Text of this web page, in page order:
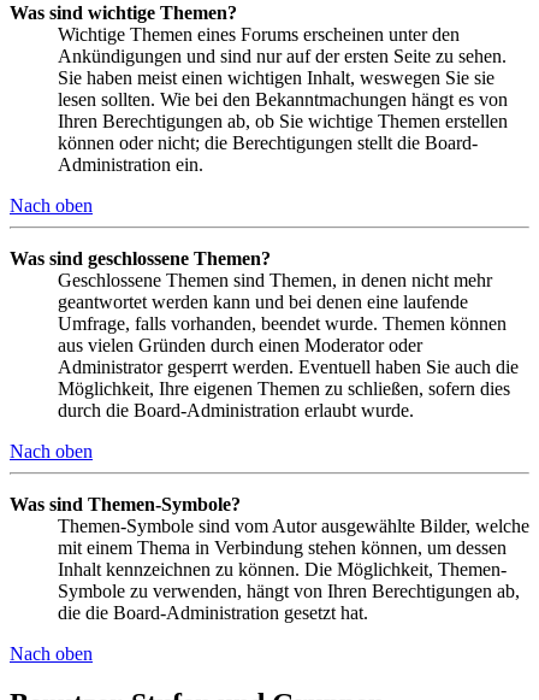
Was sind wichtige Themen?
Wichtige Themen eines Forums erscheinen unter den
Ankündigungen und sind nur auf der ersten Seite zu sehen.
Sie haben meist einen wichtigen Inhalt, weswegen Sie sie
lesen sollten. Wie bei den Bekanntmachungen hängt es von
Ihren Berechtigungen ab, ob Sie wichtige Themen erstellen
können oder nicht; die Berechtigungen stellt die Board-
Administration ein.
Nach oben
Was sind geschlossene Themen?
Geschlossene Themen sind Themen, in denen nicht mehr
geantwortet werden kann und bei denen eine laufende
Umfrage, falls vorhanden, beendet wurde. Themen können
aus vielen Gründen durch einen Moderator oder
Administrator gesperrt werden. Eventuell haben Sie auch die
Möglichkeit, Ihre eigenen Themen zu schließen, sofern dies
durch die Board-Administration erlaubt wurde.
Nach oben
Was sind Themen-Symbole?
Themen-Symbole sind vom Autor ausgewählte Bilder, welche
mit einem Thema in Verbindung stehen können, um dessen
Inhalt kennzeichnen zu können. Die Möglichkeit, Themen-
Symbole zu verwenden, hängt von Ihren Berechtigungen ab,
die die Board-Administration gesetzt hat.
Nach oben